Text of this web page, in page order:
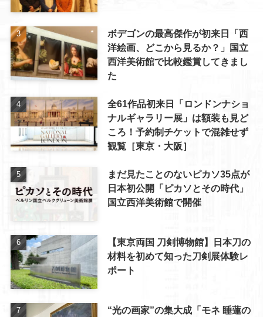
ボデゴンの最高傑作が初来日「西
洋絵画、どこから見るか？」国立
西洋美術館で比較鑑賞してきまし
た
全61作品初来日「ロンドンナショ
ナルギャラリー展」は額装も見ど
ころ！予約制チケットで混雑せず
観覧［東京・大阪］
まだ見たことのないピカソ35点が
日本初公開「ピカソとその時代」
国立西洋美術館で開催
【東京両国 刀剣博物館】日本刀の
材料を初めて知った刀剣展体験レ
ポート
“光の画家”の集大成「モネ 睡蓮の